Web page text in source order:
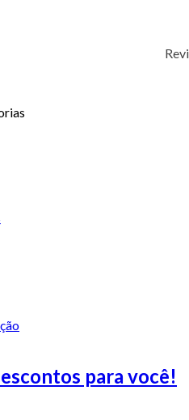
para você!